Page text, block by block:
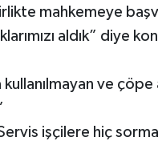
mahkemeye
aldık” diye
ve çöpe
işçilere hiç